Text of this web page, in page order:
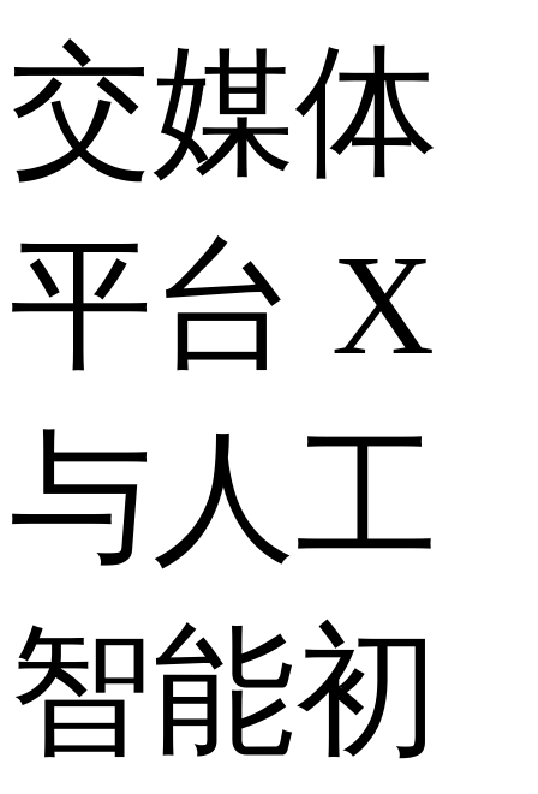
交媒体
平台 X
与人工
智能初